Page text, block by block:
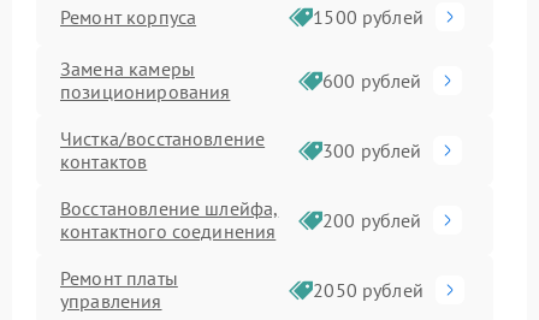
Ремонт корпуса 1500 рублей
Замена камеры
позиционирования
600 рублей
Чистка/восстановление
контактов
300 рублей
Восстановление шлейфа,
контактного соединения
200 рублей
Ремонт платы
управления
2050 рублей